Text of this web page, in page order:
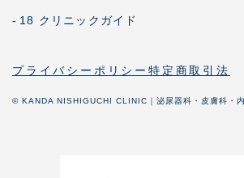
- 18 クリニックガイド
プライバシーポリシー 特定商取引法
© KANDA NISHIGUCHI CLINIC｜泌尿器科・皮膚科・内